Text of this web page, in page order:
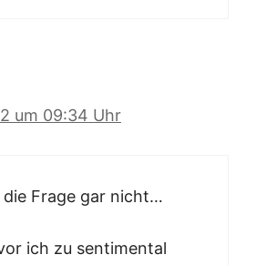
um 09:34 Uhr
Frage gar nicht…
ich zu sentimental